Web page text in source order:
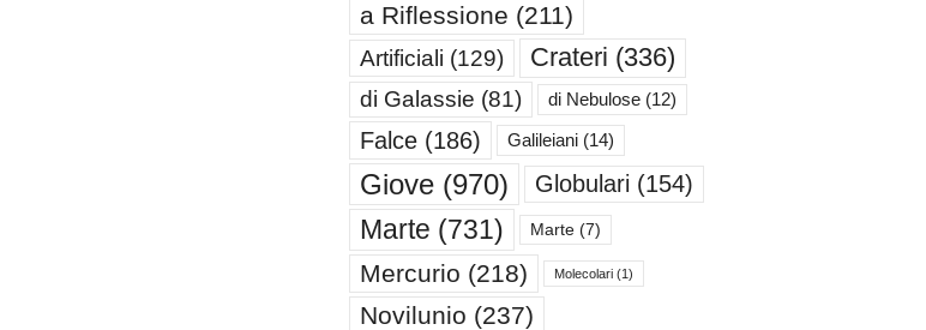
a Riflessione (211)
Artificiali (129) Crateri (336)
di Galassie (81) di Nebulose(12)
Falce(186) Galileiani(14)
Giove(970) Globulari (154)
Marte (731) Marte(7)
Mercurio (218) Molecolari(1)
Novilunio (237)